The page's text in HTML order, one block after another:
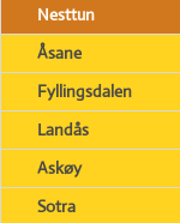
Nesttun
Åsane
Fyllingsdalen
Landås
Askøy
Sotra